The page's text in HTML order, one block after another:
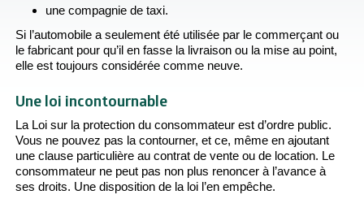
une compagnie de taxi.
Si l’automobile a seulement été utilisée par le commerçant ou
le fabricant pour qu’il en fasse la livraison ou la mise au point,
elle est toujours considérée comme neuve.
Une loi incontournable
La Loi sur la protection du consommateur est d’ordre public.
Vous ne pouvez pas la contourner, et ce, même en ajoutant
une clause particulière au contrat de vente ou de location. Le
consommateur ne peut pas non plus renoncer à l’avance à
ses droits. Une disposition de la loi l’en empêche.